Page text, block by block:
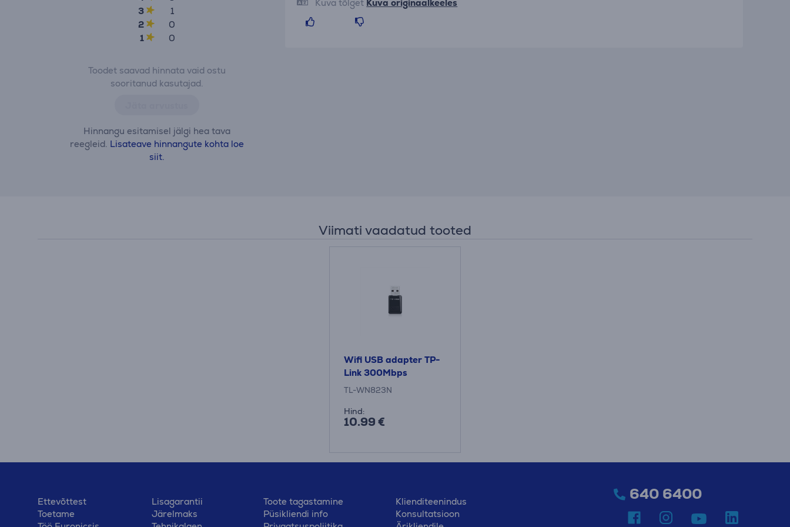
3
1
2
0
1
0
Toodet saavad hinnata vaid ostu
sooritanud kasutajad.
Hinnangu esitamisel jälgi hea tava
reegleid. Lisateave hinnangute kohta loe
siit.
Kuva tõlget Kuva originaalkeeles
Viimati vaadatud tooted
Wifi USB adapter TP-
Link 300Mbps
TL-WN823N
Hind:
10.99 €
Ettevõttest
Toetame
Lisagarantii
Järelmaks
Toote tagastamine
Püsikliendi info
Klienditeenindus
Konsultatsioon
640 6400